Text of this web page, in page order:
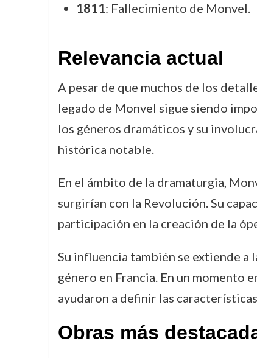
1811: Fallecimiento de Monvel.
Relevancia actual
A pesar de que muchos de los
legado de Monvel sigue siendo
los géneros dramáticos y su
histórica notable.
En el ámbito de la dramaturgia,
surgirían con la Revolución. Su
participación en la creación de la
Su influencia también se extiende
género en Francia. En un momento
ayudaron a definir las
Obras más